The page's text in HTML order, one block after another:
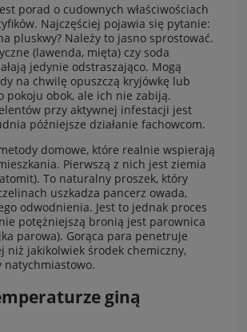
porad o cudownych właściwościach
Najczęściej pojawia się pytanie:
pluskwy? Należy to jasno sprostować.
(lawenda, mięta) czy soda
jedynie odstraszająco. Mogą
na chwilę opuszczą kryjówkę lub
pokoju obok, ale ich nie zabiją.
przy aktywnej infestacji jest
późniejsze działanie fachowcom.
domowe, które realnie wspierają
Pierwszą z nich jest ziemia
To naturalny proszek, który
uszkadza pancerz owada,
odwodnienia. Jest to jednak proces
potężniejszą bronią jest parownica
parowa). Gorąca para penetruje
niż jakikolwiek środek chemiczny,
natychmiastowo.
giną